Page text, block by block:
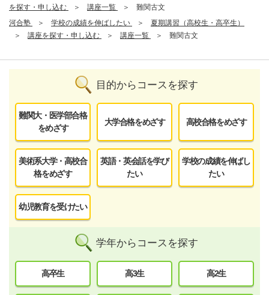
を探す・申し込む
講座一覧
難関古文
河合塾
学校の成績を伸ばしたい
夏期講習（高校生・高卒生）
講座を探す・申し込む
講座一覧 難関古文
目的からコースを探す
難関大・医学部合格
をめざす
大学合格をめざす 高校合格をめざす
美術系大学・高校合
格をめざす
英語・英会話を学び
たい
学校の成績を伸ばし
たい
幼児教育を受けたい
学年からコースを探す
高卒生 高3生 高2生